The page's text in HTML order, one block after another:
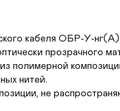
кабеля ОБР-У-
прозрачного
полимерной
нитей.
не